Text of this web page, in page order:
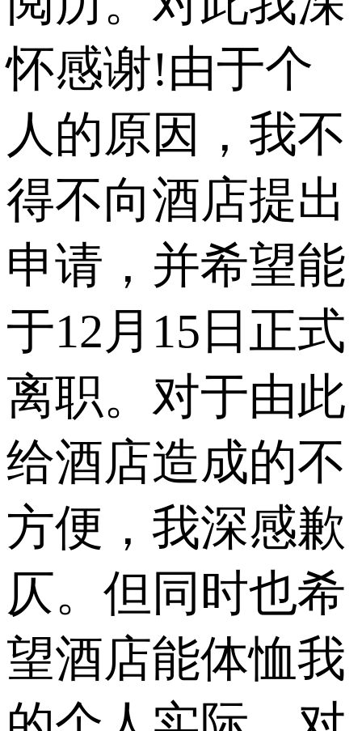
怀感谢!由于个
人的原因，我不
得不向酒店提出
申请，并希望能
于12月15日正式
离职。对于由此
给酒店造成的不
方便，我深感歉
仄。但同时也希
望酒店能体恤我